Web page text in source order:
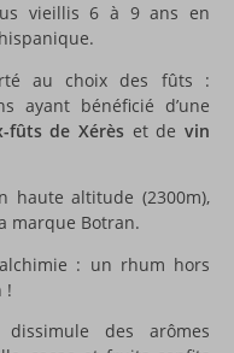
vieillis 6 à 9 ans en
au choix des fûts :
ayant bénéficié d’une
fûts de Xérès et devin
haute altitude (2300m),
marque Botran.
: un rhum hors
!
des arômes